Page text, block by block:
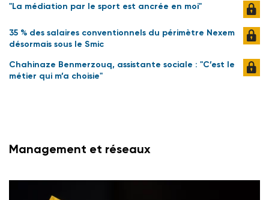
"La médiation par le sport est ancrée en moi"
35 % des salaires conventionnels du périmètre Nexem
désormais sous le Smic
Chahinaze Benmerzouq, assistante sociale : "C’est le
métier qui m’a choisie"
Management et réseaux